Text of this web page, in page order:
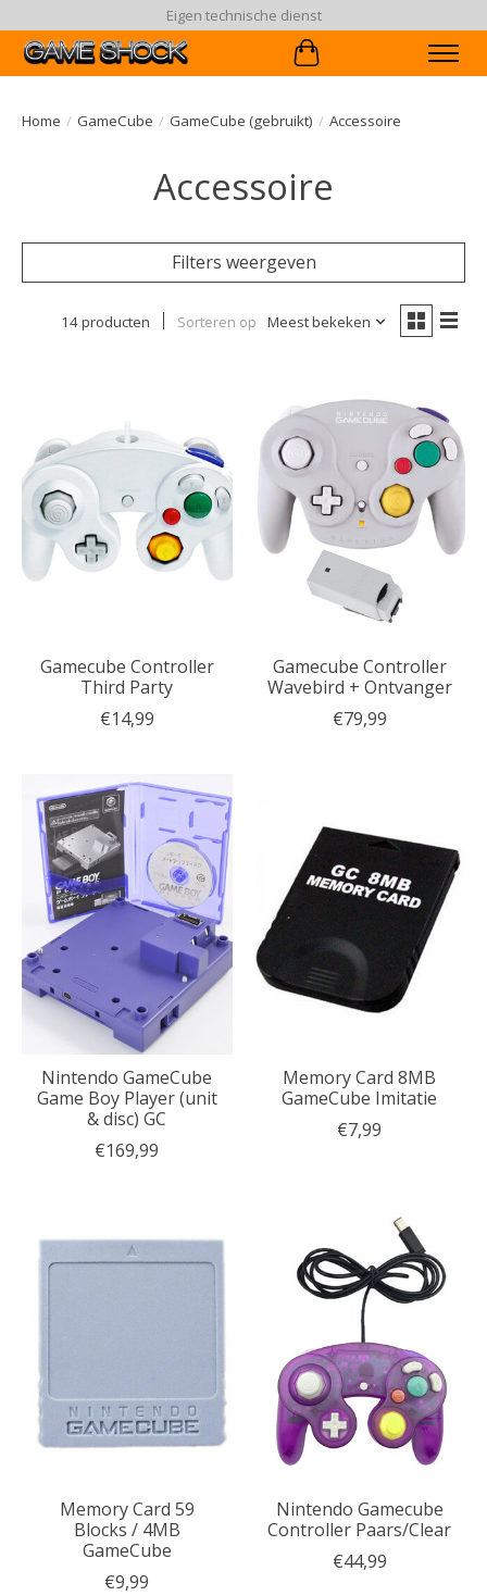
Eigen technische dienst
Winkelwagen
Home / GameCube / GameCube (gebruikt) / Accessoire
Accessoire
Filters weergeven
14 producten Sorteren op Meest bekeken
Gamecube Controller
Third Party
€14,99
Gamecube Controller
Wavebird + Ontvanger
€79,99
Nintendo GameCube
Game Boy Player (unit
& disc) GC
€169,99
Memory Card 8MB
GameCube Imitatie
€7,99
Memory Card 59
Blocks / 4MB
GameCube
€9,99
Nintendo Gamecube
Controller Paars/Clear
€44,99